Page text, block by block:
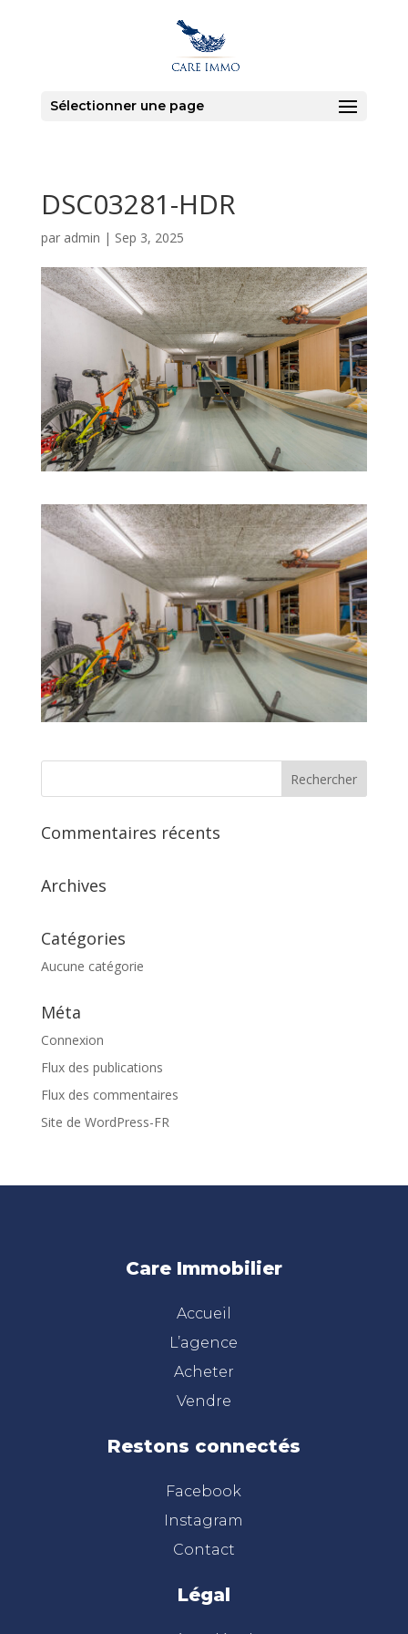
Sélectionner une page
DSC03281-HDR
par admin | Sep 3, 2025
Commentaires récents
Archives
Catégories
Aucune catégorie
Méta
Connexion
Flux des publications
Flux des commentaires
Site de WordPress-FR
Care Immobilier
Accueil
L’agence
Acheter
Vendre
Restons connectés
Facebook
Instagram
Contact
Légal